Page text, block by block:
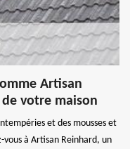
Artisan
votre maison
et des mousses et
vous à Artisan Reinhard, un